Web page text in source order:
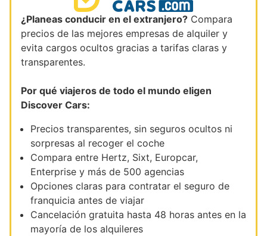
¿Planeas conducir en el extranjero? Compara
precios de las mejores empresas de alquiler y
evita cargos ocultos gracias a tarifas claras y
transparentes.
Por qué viajeros de todo el mundo eligen
Discover Cars:
Precios transparentes, sin seguros ocultos ni
sorpresas al recoger el coche
Compara entre Hertz, Sixt, Europcar,
Enterprise y más de 500 agencias
Opciones claras para contratar el seguro de
franquicia antes de viajar
Cancelación gratuita hasta 48 horas antes en la
mayoría de los alquileres